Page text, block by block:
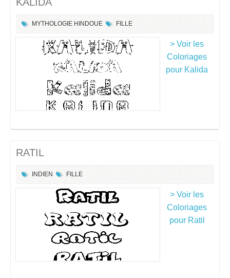
MYTHOLOGIE HINDOUE FILLE
> Voir les
Coloriages
pour Kalida
RATIL
INDIEN FILLE
> Voir les
Coloriages
pour Ratil